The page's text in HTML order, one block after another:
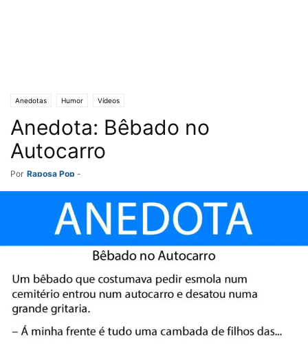
Anedotas Humor Vídeos
Anedota: Bêbado no
Autocarro
Por Raposa Pop -